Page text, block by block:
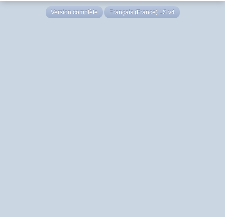
Version complète Français (France) LS v4